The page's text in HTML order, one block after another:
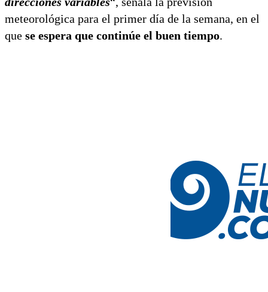
meteorológica para el primer día de la semana, en el
que se espera que continúe el buen tiempo.